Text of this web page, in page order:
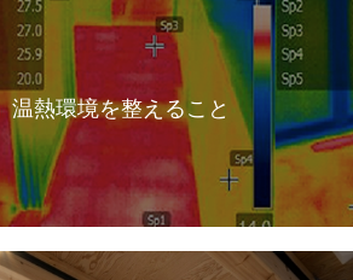
温熱環境を整えること